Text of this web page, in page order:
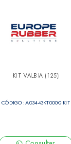
KIT VALBIA (125)
CÓDIGO: A03443KT0000 KIT